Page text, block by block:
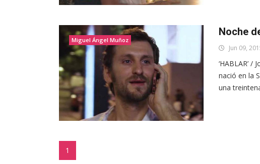
Miguel Ángel Muñoz
Noche
Jun 09,
‘HABLAR’
nació en la
una
1